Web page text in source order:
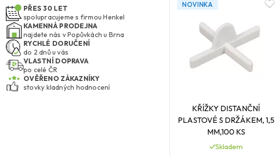
PŘES 30 LET
spolupracujeme s firmou Henkel
KAMENNÁ PRODEJNA
najdete nás v Popůvkách u Brna
RYCHLÉ DORUČENÍ
do 2 dnů u vás
VLASTNÍ DOPRAVA
po celé ČR
OVĚŘENO ZÁKAZNÍKY
stovky kladných hodnocení
NOVINKA
KŘÍŽKY DISTANČNÍ
PLASTOVÉ S DRŽÁKEM, 1,5
MM,100 KS
Skladem